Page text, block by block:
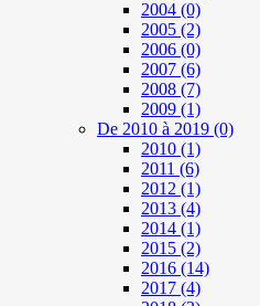
2004 (0)
2005 (2)
2006 (0)
2007 (6)
2008 (7)
2009 (1)
De 2010 à 2019 (0)
2010 (1)
2011 (6)
2012 (1)
2013 (4)
2014 (1)
2015 (2)
2016 (14)
2017 (4)